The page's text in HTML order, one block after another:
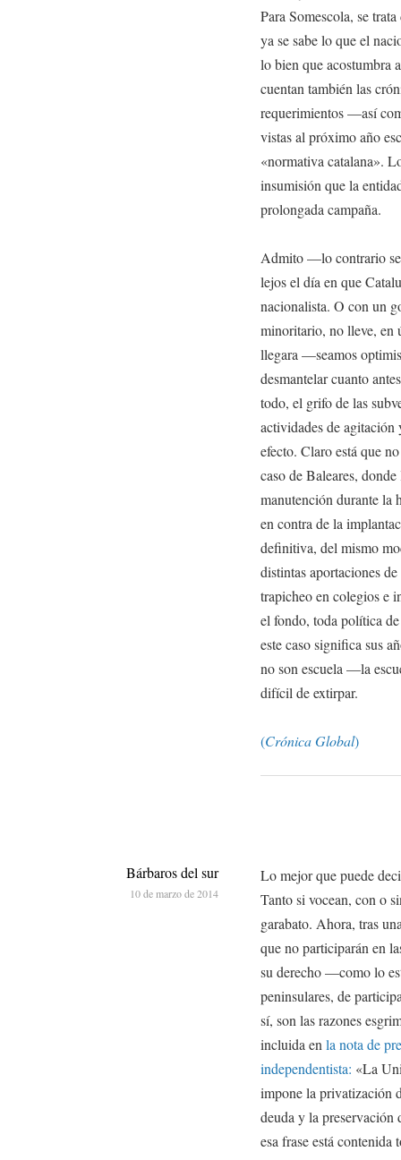
Para Somescola, se
ya se sabe lo que el
lo bien que acostumbra
cuentan también las
requerimientos —así
vistas al próximo año
«normativa catalana».
insumisión que la
prolongada campaña.
Admito —lo contrario
lejos el día en que
nacionalista. O con un
minoritario, no lleve, en
llegara —seamos
desmantelar cuanto
todo, el grifo de las
actividades de agitación
efecto. Claro está que
caso de Baleares,
manutención durante la
en contra de la
definitiva, del mismo
distintas aportaciones
trapicheo en colegios e
el fondo, toda política
este caso significa sus
no son escuela —la
difícil de extirpar.
(Crónica Global)
Lo mejor que puede
Tanto si vocean, con o
garabato. Ahora, tras
que no participarán en
su derecho —como lo
peninsulares, de
sí, son las razones
incluida en la nota de
independentista: «La
impone la privatización
deuda y la preservación
esa frase está
Bárbaros del sur
10 de marzo de 2014